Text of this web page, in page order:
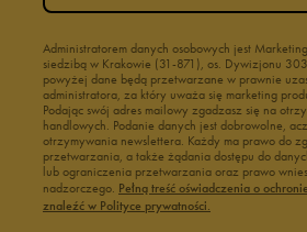
Administratorem danych osobowych jest
siedzibą w Krakowie (31-871), os. Dywizjonu
powyżej dane będą przetwarzane w prawnie
administratora, za który uważa się marketing
Podając swój adres mailowy zgadzasz się na
handlowych. Podanie danych jest dobrowolne,
otrzymywania newslettera. Każdy ma prawo do
przetwarzania, a także żądania dostępu do
lub ograniczenia przetwarzania oraz prawo
nadzorczego. Pełną treść oświadczenia o
znaleźć w Polityce prywatności.